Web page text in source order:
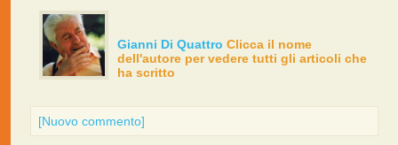
Gianni Di Quattro Clicca il nome
dell'autore per vedere tutti gli articoli che
ha scritto
[Nuovo commento]